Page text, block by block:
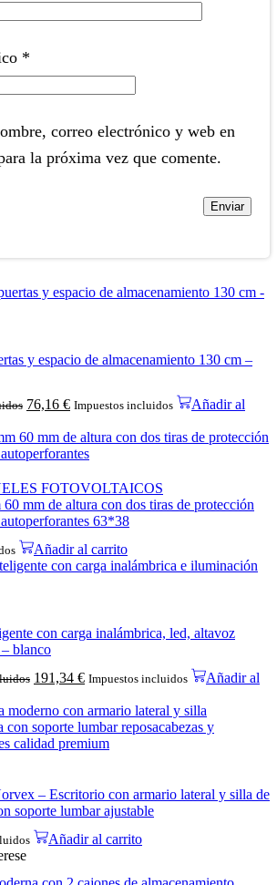
*
correo electrónico y web en
la próxima vez que comente.
y espacio de almacenamiento 130 cm –
76,16 € Impuestos incluidos
Añadir al
FOTOVOLTAICOS
mm de altura con dos tiras de protección
63*38
Añadir al carrito
con carga inalámbrica, led, altavoz
blanco
191,34 € Impuestos incluidos
Añadir al
– Escritorio con armario lateral y silla de
soporte lumbar ajustable
Añadir al carrito